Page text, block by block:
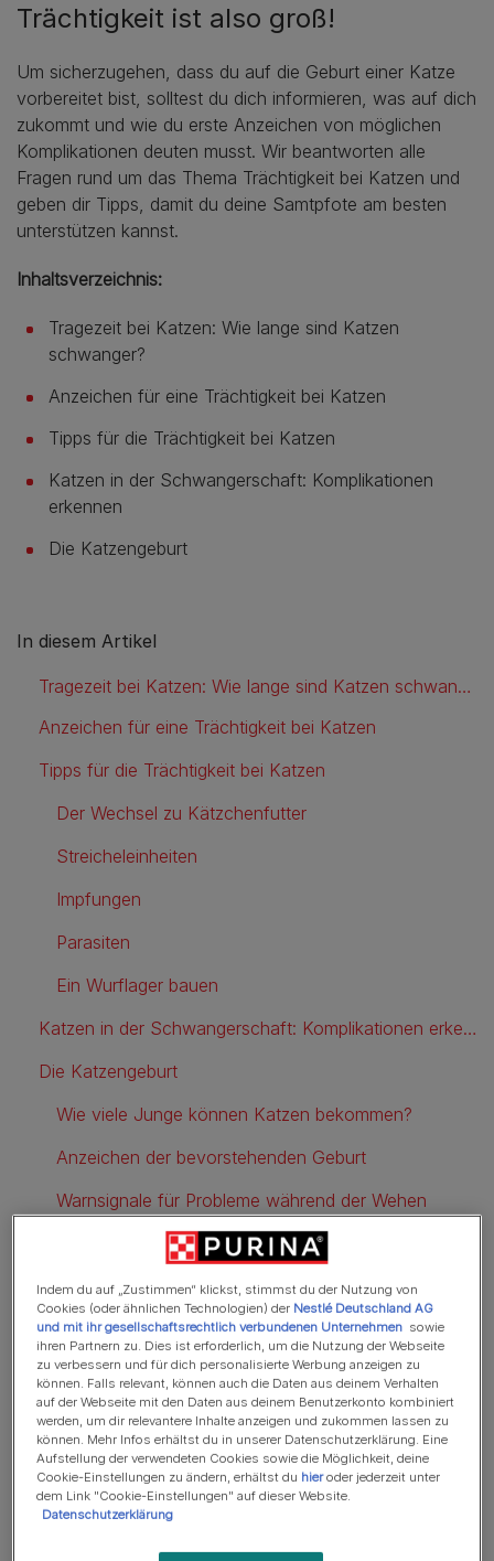
Trächtigkeit ist also groß!
Um sicherzugehen, dass du auf die Geburt einer Katze
vorbereitet bist, solltest du dich informieren, was auf dich
zukommt und wie du erste Anzeichen von möglichen
Komplikationen deuten musst. Wir beantworten alle
Fragen rund um das Thema Trächtigkeit bei Katzen und
geben dir Tipps, damit du deine Samtpfote am besten
unterstützen kannst.
Inhaltsverzeichnis:
Tragezeit bei Katzen: Wie lange sind Katzen
schwanger?
Anzeichen für eine Trächtigkeit bei Katzen
Tipps für die Trächtigkeit bei Katzen
Katzen in der Schwangerschaft: Komplikationen
erkennen
Die Katzengeburt
In diesem Artikel
Tragezeit bei Katzen: Wie lange sind Katzen schwanger?
Anzeichen für eine Trächtigkeit bei Katzen
Tipps für die Trächtigkeit bei Katzen
Der Wechsel zu Kätzchenfutter
Streicheleinheiten
Impfungen
Parasiten
Ein Wurflager bauen
Katzen in der Schwangerschaft: Komplikationen erkennen
Die Katzengeburt
Wie viele Junge können Katzen bekommen?
Anzeichen der bevorstehenden Geburt
Warnsignale für Probleme während der Wehen
Warnsignale nach der Katzengeburt
Tragezeit bei Katzen: Wie
lange sind Katzen
schwanger?
Die Trächtigkeit bei Katzen dauert in der Regel 63 bis 67
Tage, allerdings lässt sich kaum genau bestimmen, wie
unterschiedlich und variiert zwischen 61 und 72 Tagen.
Indem du auf „Zustimmen“ klickst, stimmst du der Nutzung von
Cookies (oder ähnlichen Technologien) der Nestlé Deutschland AG
und mit ihr gesellschaftsrechtlich verbundenen Unternehmen sowie
ihren Partnern zu. Dies ist erforderlich, um die Nutzung der Webseite
zu verbessern und für dich personalisierte Werbung anzeigen zu
können. Falls relevant, können auch die Daten aus deinem Verhalten
auf der Webseite mit den Daten aus deinem Benutzerkonto kombiniert
werden, um dir relevantere Inhalte anzeigen und zukommen lassen zu
können. Mehr Infos erhältst du in unserer Datenschutzerklärung. Eine
Aufstellung der verwendeten Cookies sowie die Möglichkeit, deine
Cookie-Einstellungen zu ändern, erhältst du hieroder jederzeit unter
dem Link "Cookie-Einstellungen" auf dieser Website.
Datenschutzerklärung